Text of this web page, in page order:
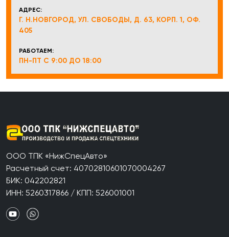
АДРЕС:
Г. Н.НОВГОРОД, УЛ. СВОБОДЫ, Д. 63, КОРП. 1, ОФ.
405
РАБОТАЕМ:
ПН-ПТ С 9:00 ДО 18:00
ООО ТПК «НижСпецАвто»
Расчетный счет: 40702810601070004267
БИК: 042202821
ИНН: 5260317866 / КПП: 526001001